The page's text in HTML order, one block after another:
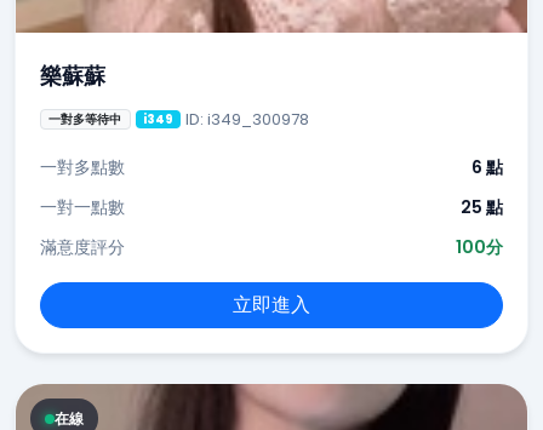
樂蘇蘇
一對多等待中 i349 ID: i349_300978
一對多點數
6 點
一對一點數
25 點
滿意度評分
100分
立即進入
在線